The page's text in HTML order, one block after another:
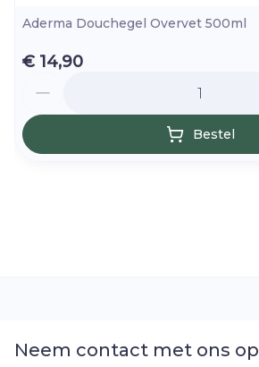
Aderma Douchegel Overvet 500ml
€ 14,90
Bestel
Neem contact met ons op